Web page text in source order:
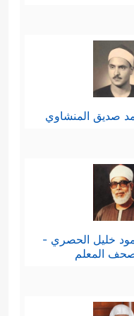
صديق المنشاوي
خليل الحصري -
المعلم